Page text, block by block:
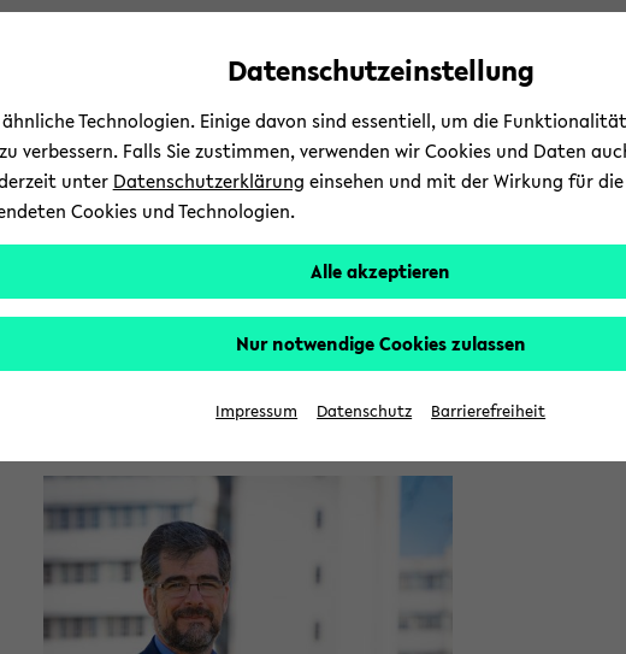
avoid
content
zum
wechseln
zum
wechseln
zum
wechseln
Studium
übersprin­
zum
menü
seln
Prof. Dr. Moritz Kaßmann
Datenschutzeinstellung
Technologien. Einige davon sind essentiell, um die
verbessern. Falls Sie zustimmen, verwenden wir Cookies und Daten
unter Datenschutzerklärung einsehen und mit der Wirkung für
Cookies und Technologien.
Alle akzeptieren
Nur notwendige Cookies zulassen
Impressum Datenschutz Barrierefreiheit